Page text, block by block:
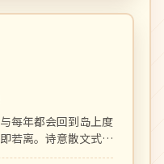
每年都会回到岛上度
若离。诗意散文式叙